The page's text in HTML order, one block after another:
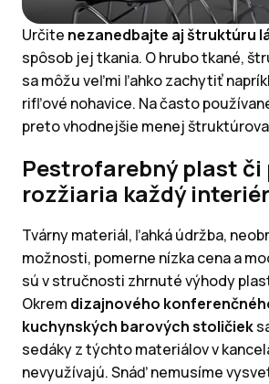
Určite nezanedbajte aj štruktúru
spôsob jej tkania. O hrubo tkané,
sa môžu veľmi ľahko zachytiť
rifľové nohavice. Na často
preto vhodnejšie menej
Pestrofarebný plast či
rozžiaria každý interiér
Tvárny materiál, ľahká údržba,
možnosti, pomerne nízka cena a
sú v stručnosti zhrnuté výhody
Okrem dizajnového
kuchynských barových stoličiek
sedáky z týchto materiálov v
nevyužívajú. Snáď nemusíme